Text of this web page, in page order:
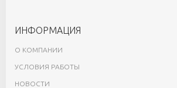
ИНФОРМАЦИЯ
О КОМПАНИИ
УСЛОВИЯ РАБОТЫ
НОВОСТИ